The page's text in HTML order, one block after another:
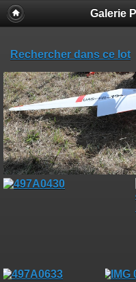
Galerie
Rechercher dans ce lot